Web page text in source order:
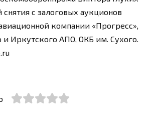
снятия с залоговых аукционов
компании «Прогресс»,
и Иркутского АПО, ОКБ им. Сухого.